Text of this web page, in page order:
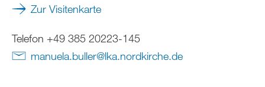
Zur Visitenkarte
Telefon +49 385 20223-145
manuela.buller@lka.nordkirche.de